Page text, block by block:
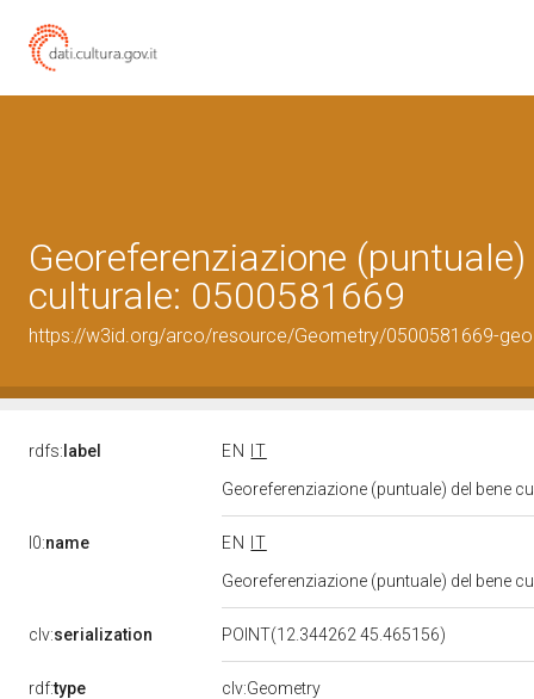
Georeferenziazione
culturale: 0500581669
https://w3id.org/arco/resource/Geometry/0500581669-
rdfs: label EN
IT
Georeferenziazione (puntuale) del bene
l0:name EN
IT
Georeferenziazione (puntuale) del bene
clv:serialization POINT(12.344262 45.465156)
rdf:type clv:Geometry